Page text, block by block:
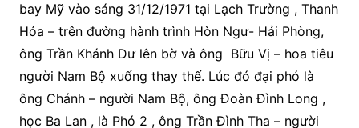
bay Mỹ vào sáng 31/12/1971 tại Lạch Trường , Thanh
Hóa – trên đường hành trình Hòn Ngư- Hải Phòng,
ông Trần Khánh Dư lên bờ và ông Bữu Vị – hoa tiêu
người Nam Bộ xuống thay thế. Lúc đó đại phó là
ông Chánh – người Nam Bộ, ông Đoàn Đình Long ,
học Ba Lan , là Phó 2 , ông Trần Đình Tha – người